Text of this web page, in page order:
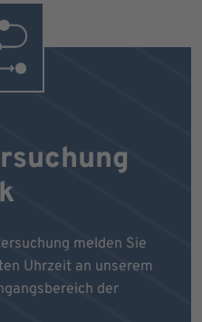
melden Sie
Uhrzeit an unserem
der